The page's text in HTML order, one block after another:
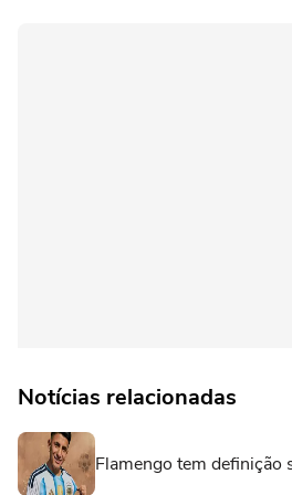
Notícias relacionadas
Flamengo tem definição